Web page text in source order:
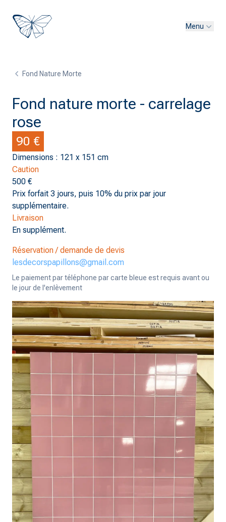
Menu
Fond Nature Morte
Fond nature morte - carrelage
rose
90 €
Dimensions : 121 x 151 cm
Caution
500 €
Prix forfait 3 jours, puis 10% du prix par jour
supplémentaire.
Livraison
En supplément.
Réservation / demande de devis
lesdecorspapillons@gmail.com
Le paiement par téléphone par carte bleue est requis avant ou
le jour de l'enlèvement